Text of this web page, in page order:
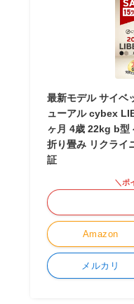
最新モデル サイベ
ューアル cybex
ヶ月 4歳 22kg b型
折り畳み リクライ
証
Amazon
＼ポ
メルカリ